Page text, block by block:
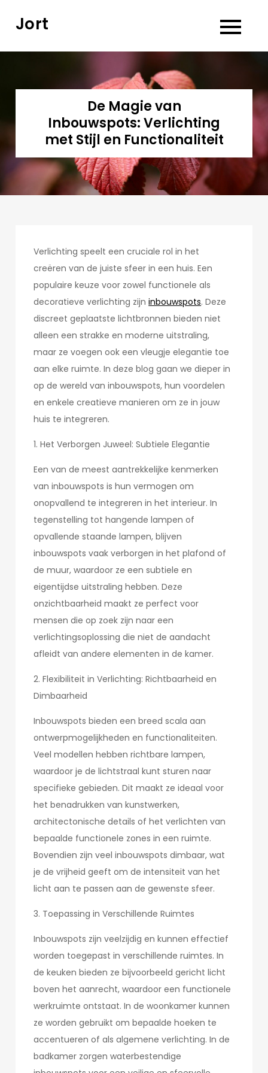
Jort
De Magie van
Inbouwspots: Verlichting
met Stijl en Functionaliteit
Verlichting speelt een cruciale rol in het
creëren van de juiste sfeer in een huis. Een
populaire keuze voor zowel functionele als
decoratieve verlichting zijninbouwspots. Deze
discreet geplaatste lichtbronnen bieden niet
alleen een strakke en moderne uitstraling,
maar ze voegen ook een vleugje elegantie toe
aan elke ruimte. In deze blog gaan we dieper in
op de wereld van inbouwspots, hun voordelen
en enkele creatieve manieren om ze in jouw
huis te integreren.
1. Het Verborgen Juweel: Subtiele Elegantie
Een van de meest aantrekkelijke kenmerken
van inbouwspots is hun vermogen om
onopvallend te integreren in het interieur. In
tegenstelling tot hangende lampen of
opvallende staande lampen, blijven
inbouwspots vaak verborgen in het plafond of
de muur, waardoor ze een subtiele en
eigentijdse uitstraling hebben. Deze
onzichtbaarheid maakt ze perfect voor
mensen die op zoek zijn naar een
verlichtingsoplossing die niet de aandacht
afleidt van andere elementen in de kamer.
2. Flexibiliteit in Verlichting: Richtbaarheid en
Dimbaarheid
Inbouwspots bieden een breed scala aan
ontwerpmogelijkheden en functionaliteiten.
Veel modellen hebben richtbare lampen,
waardoor je de lichtstraal kunt sturen naar
specifieke gebieden. Dit maakt ze ideaal voor
het benadrukken van kunstwerken,
architectonische details of het verlichten van
bepaalde functionele zones in een ruimte.
Bovendien zijn veel inbouwspots dimbaar, wat
je de vrijheid geeft om de intensiteit van het
licht aan te passen aan de gewenste sfeer.
3. Toepassing in Verschillende Ruimtes
Inbouwspots zijn veelzijdig en kunnen effectief
worden toegepast in verschillende ruimtes. In
de keuken bieden ze bijvoorbeeld gericht licht
boven het aanrecht, waardoor een functionele
werkruimte ontstaat. In de woonkamer kunnen
ze worden gebruikt om bepaalde hoeken te
accentueren of als algemene verlichting. In de
badkamer zorgen waterbestendige